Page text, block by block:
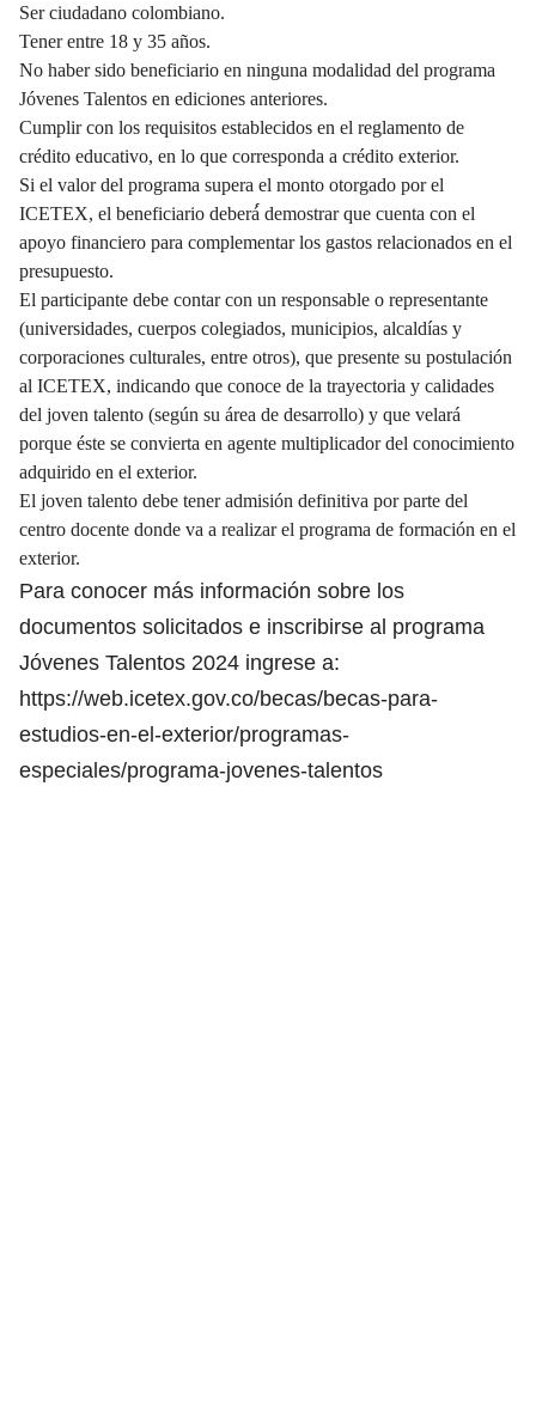
Ser ciudadano colombiano.
Tener entre 18 y 35 años.
No haber sido beneficiario en ninguna modalidad del programa
Jóvenes Talentos en ediciones anteriores.
Cumplir con los requisitos establecidos en el reglamento de
crédito educativo, en lo que corresponda a crédito exterior.
Si el valor del programa supera el monto otorgado por el
ICETEX, el beneficiario deberá́́ demostrar que cuenta con el
apoyo financiero para complementar los gastos relacionados en el
presupuesto.
El participante debe contar con un responsable o representante
(universidades, cuerpos colegiados, municipios, alcaldías y
corporaciones culturales, entre otros), que presente su postulación
al ICETEX, indicando que conoce de la trayectoria y calidades
del joven talento (según su área de desarrollo) y que velará
porque éste se convierta en agente multiplicador del conocimiento
adquirido en el exterior.
El joven talento debe tener admisión definitiva por parte del
centro docente donde va a realizar el programa de formación en el
exterior.
Para conocer más información sobre los
documentos solicitados e inscribirse al programa
Jóvenes Talentos 2024 ingrese a:
https://web.icetex.gov.co/becas/becas-para-
estudios-en-el-exterior/programas-
especiales/programa-jovenes-talentos